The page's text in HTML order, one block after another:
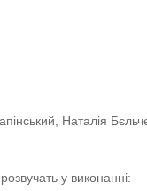
Наталія
у виконанні: